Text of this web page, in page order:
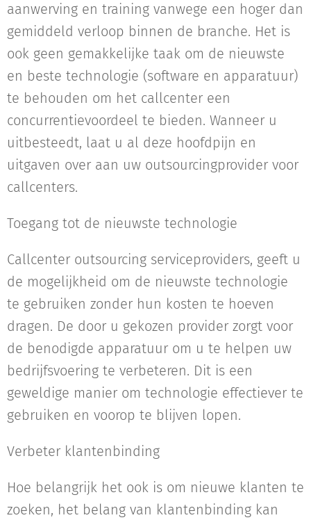
aanwerving en training vanwege een hoger dan
gemiddeld verloop binnen de branche. Het is
ook geen gemakkelijke taak om de nieuwste
en beste technologie (software en apparatuur)
te behouden om het callcenter een
concurrentievoordeel te bieden. Wanneer u
uitbesteedt, laat u al deze hoofdpijn en
uitgaven over aan uw outsourcingprovider voor
callcenters.
Toegang tot de nieuwste technologie
Callcenter outsourcing serviceproviders, geeft u
de mogelijkheid om de nieuwste technologie
te gebruiken zonder hun kosten te hoeven
dragen. De door u gekozen provider zorgt voor
de benodigde apparatuur om u te helpen uw
bedrijfsvoering te verbeteren. Dit is een
geweldige manier om technologie effectiever te
gebruiken en voorop te blijven lopen.
Verbeter klantenbinding
Hoe belangrijk het ook is om nieuwe klanten te
zoeken, het belang van klantenbinding kan